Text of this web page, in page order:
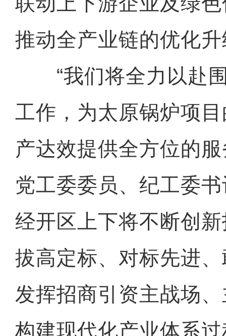
推动全产业链的优化
“我们将全力以赴围
工作，为太原锅炉项
产达效提供全方位的
党工委委员、纪工委
经开区上下将不断创
拔高定标、对标先进
发挥招商引资主战场
构建现代化产业体系